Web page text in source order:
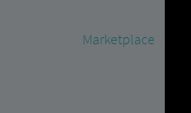
Marketplace